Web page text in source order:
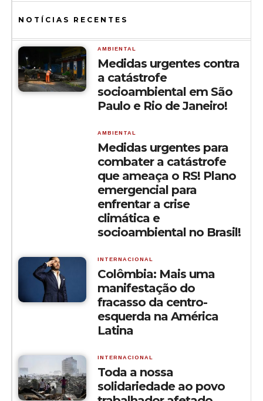
NOTÍCIAS RECENTES
AMBIENTAL
Medidas urgentes contra
a catástrofe
socioambiental em São
Paulo e Rio de Janeiro!
AMBIENTAL
Medidas urgentes para
combater a catástrofe
que ameaça o RS! Plano
emergencial para
enfrentar a crise
climática e
socioambiental no Brasil!
INTERNACIONAL
Colômbia: Mais uma
manifestação do
fracasso da centro-
esquerda na América
Latina
INTERNACIONAL
Toda a nossa
solidariedade ao povo